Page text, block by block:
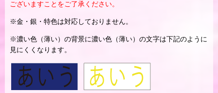
ございますことをご了承ください。
※金・銀・特色は対応しておりません。
※濃い色（薄い）の背景に濃い色（薄い）の文字は下記のように
見にくくなります。